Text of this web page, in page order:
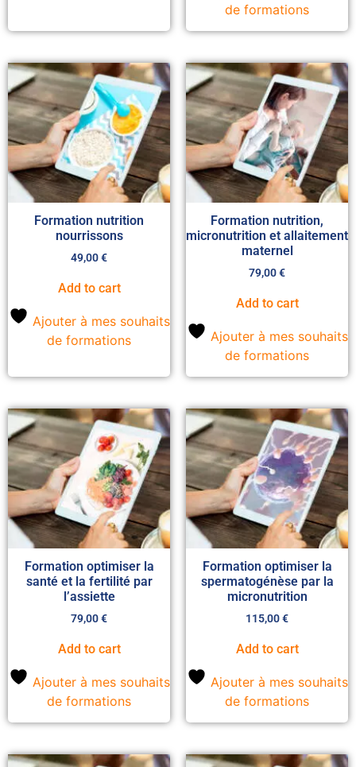
de formations
Formation nutrition
nourrissons
49,00€
Add to cart
Ajouter à mes souhaits
de formations
Formation nutrition,
micronutrition et allaitement
maternel
79,00€
Add to cart
Ajouter à mes souhaits
de formations
Formation optimiser la
santé et la fertilité par
l’assiette
79,00€
Add to cart
Ajouter à mes souhaits
de formations
Formation optimiser la
spermatogénèse par la
micronutrition
115,00€
Add to cart
Ajouter à mes souhaits
de formations